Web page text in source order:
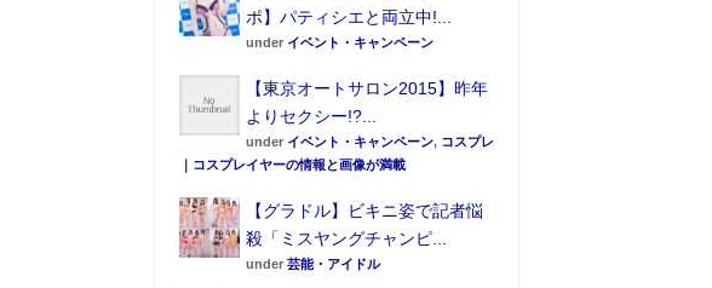
ポ】パティシエと両立中!...
under イベント・キャンペーン
【東京オートサロン2015】昨年
よりセクシー!?...
under イベント・キャンペーン, コスプレ
｜コスプレイヤーの情報と画像が満載
【グラドル】ビキニ姿で記者悩
殺「ミスヤングチャンピ...
under 芸能・アイドル